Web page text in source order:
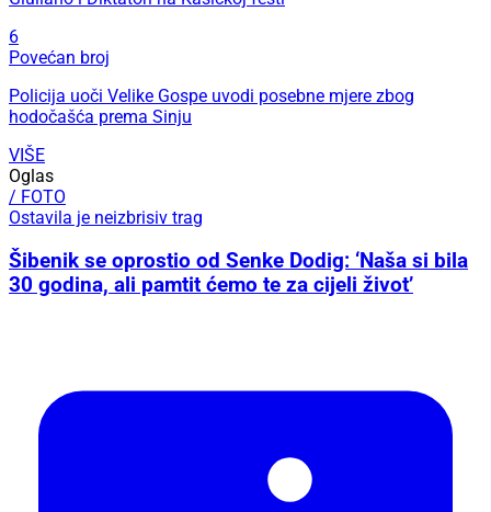
6
Povećan broj
Policija uoči Velike Gospe uvodi posebne mjere zbog
hodočašća prema Sinju
VIŠE
Oglas
/ FOTO
Ostavila je neizbrisiv trag
Šibenik se oprostio od Senke Dodig: ‘Naša si bila
30 godina, ali pamtit ćemo te za cijeli život’